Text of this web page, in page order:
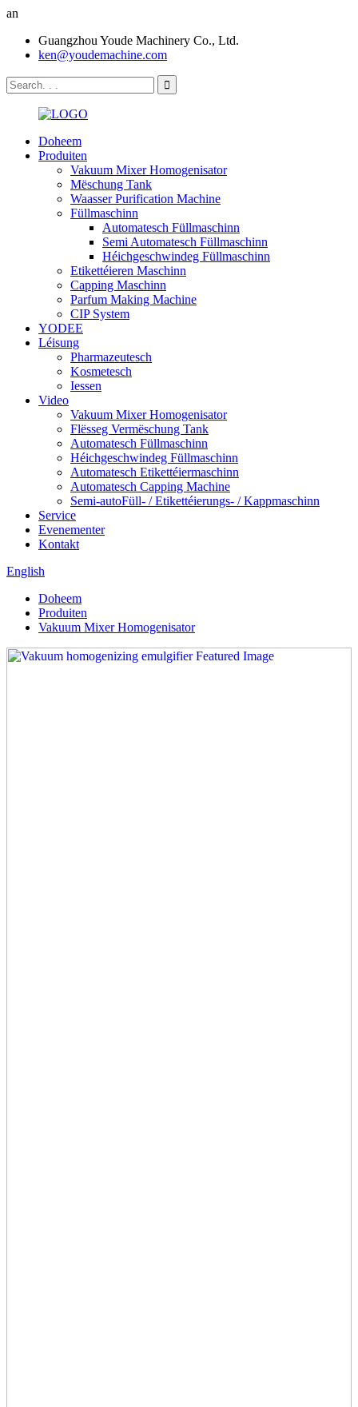
an
Guangzhou Youde Machinery Co., Ltd.
ken@youdemachine.com
Doheem
Produiten
Vakuum Mixer Homogenisator
Mëschung Tank
Waasser Purification Machine
Füllmaschinn
Automatesch Füllmaschinn
Semi Automatesch Füllmaschinn
Héichgeschwindeg Füllmaschinn
Etikettéieren Maschinn
Capping Maschinn
Parfum Making Machine
CIP System
YODEE
Léisung
Pharmazeutesch
Kosmetesch
Iessen
Video
Vakuum Mixer Homogenisator
Flësseg Vermëschung Tank
Automatesch Füllmaschinn
Héichgeschwindeg Füllmaschinn
Automatesch Etikettéiermaschinn
Automatesch Capping Machine
Semi-autoFüll- / Etikettéierungs- / Kappmaschinn
Service
Evenementer
Kontakt
English
Doheem
Produiten
Vakuum Mixer Homogenisator